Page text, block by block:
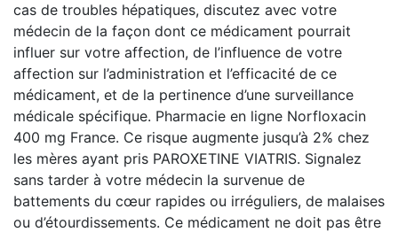
cas de troubles hépatiques, discutez avec votre
médecin de la façon dont ce médicament pourrait
influer sur votre affection, de l’influence de votre
affection sur l’administration et l’efficacité de ce
médicament, et de la pertinence d’une surveillance
médicale spécifique. Pharmacie en ligne Norfloxacin
400 mg France. Ce risque augmente jusqu’à 2% chez
les mères ayant pris PAROXETINE VIATRIS. Signalez
sans tarder à votre médecin la survenue de
battements du cœur rapides ou irréguliers, de malaises
ou d’étourdissements. Ce médicament ne doit pas être